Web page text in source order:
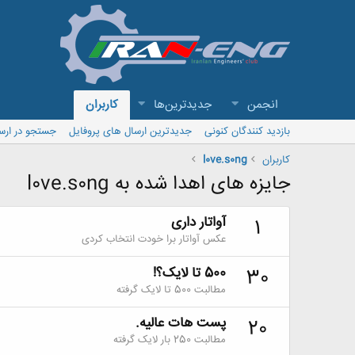
انجمن جدیدترین‌ها کاربران
بازدید کنندگان کنونی جدیدترین ارسال های پروفایل
جستجو در
کاربران
l0ve.s0ng
جایزه های اهدا شده به l0ve.s0ng
1
آواتار داری
عکس آواتار برا خودت انتخاب کردی
30 500 تا لایک؟!
مطالبت 500 تا لایک گرفته
20 پست هات عالیه.
مطالبت 250 بار لایک گرفته